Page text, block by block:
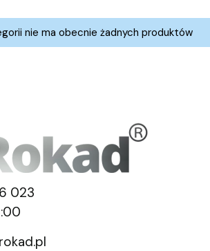
produktów
nie ma obecnie żadnych produktów
023